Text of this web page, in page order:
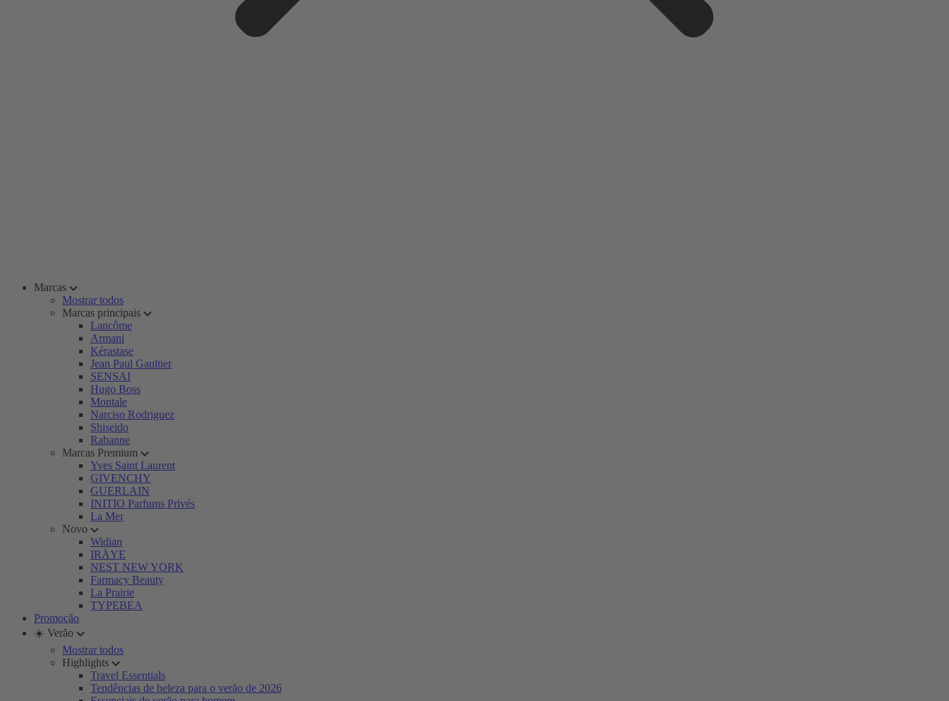
Marcas
Mostrar todos
Marcas principais
Lancôme
Armani
Kérastase
Jean Paul Gaultier
SENSAI
Hugo Boss
Montale
Narciso Rodriguez
Shiseido
Rabanne
Marcas Premium
Yves Saint Laurent
GIVENCHY
GUERLAIN
INITIO Parfums Privés
La Mer
Novo
Widian
IRÄYE
NEST NEW YORK
Farmacy Beauty
La Prairie
TYPEBEA
Promoção
☀️ Verão
Mostrar todos
Highlights
Travel Essentials
Tendências de beleza para o verão de 2026